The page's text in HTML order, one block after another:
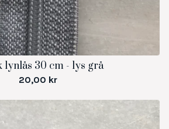
lynlås 30 cm - lys grå
20,00 kr